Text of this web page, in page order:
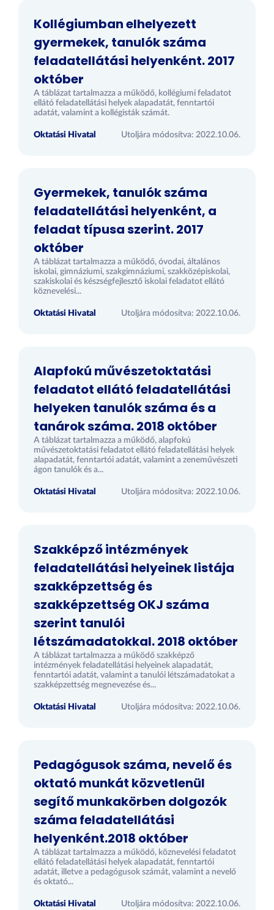
Kollégiumban elhelyezett
gyermekek, tanulók száma
feladatellátási helyenként. 2017
október
A táblázat tartalmazza a működő, kollégiumi feladatot
ellátó feladatellátási helyek alapadatát, fenntartói
adatát, valamint a kollégisták számát.
Oktatási Hivatal Utoljára módosítva: 2022.10.06.
Gyermekek, tanulók száma
feladatellátási helyenként, a
feladat típusa szerint. 2017
október
A táblázat tartalmazza a működő, óvodai, általános
iskolai, gimnáziumi, szakgimnáziumi, szakközépiskolai,
szakiskolai és készségfejlesztő iskolai feladatot ellátó
köznevelési...
Oktatási Hivatal Utoljára módosítva: 2022.10.06.
Alapfokú művészetoktatási
feladatot ellátó feladatellátási
helyeken tanulók száma és a
tanárok száma. 2018 október
A táblázat tartalmazza a működő, alapfokú
művészetoktatási feladatot ellátó feladatellátási helyek
alapadatát, fenntartói adatát, valamint a zeneművészeti
ágon tanulók és a...
Oktatási Hivatal Utoljára módosítva: 2022.10.06.
Szakképző intézmények
feladatellátási helyeinek listája
szakképzettség és
szakképzettség OKJ száma
szerint tanulói
létszámadatokkal. 2018 október
A táblázat tartalmazza a működő szakképző
intézmények feladatellátási helyeinek alapadatát,
fenntartói adatát, valamint a tanulói létszámadatokat a
szakképzettség megnevezése és...
Oktatási Hivatal Utoljára módosítva: 2022.10.06.
Pedagógusok száma, nevelő és
oktató munkát közvetlenül
segítő munkakörben dolgozók
száma feladatellátási
helyenként.2018 október
A táblázat tartalmazza a működő, köznevelési feladatot
ellátó feladatellátási helyek alapadatát, fenntartói
adatát, illetve a pedagógusok számát, valamint a nevelő
és oktató...
Oktatási Hivatal Utoljára módosítva: 2022.10.06.